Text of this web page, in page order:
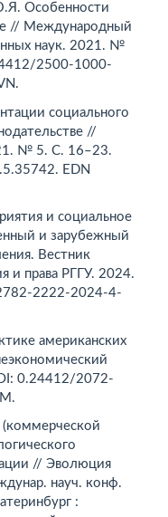
Особенности
// Международный
наук. 2021. №
2500-1000-
социального
//
№ 5. С. 16–23.
EDN
и социальное
и зарубежный
Вестник
и права РГГУ. 2024.
2222-2024-4-
американских
0.24412/2072-
(коммерческой
// Эволюция
науч. конф.
: